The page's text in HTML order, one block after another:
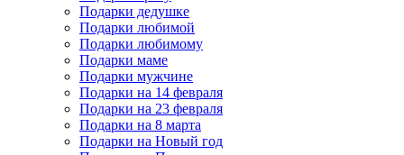
Подарки дедушке
Подарки любимой
Подарки любимому
Подарки маме
Подарки мужчине
Подарки на 14 февраля
Подарки на 23 февраля
Подарки на 8 марта
Подарки на Новый год